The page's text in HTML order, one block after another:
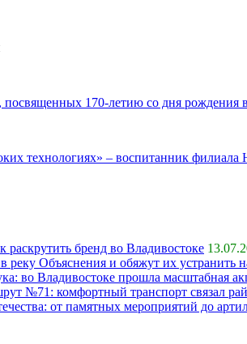
170-летию со дня
технологиях» – воспитанник
бренд во Владивостоке
реку Объяснения и обяжут их устранить
во Владивостоке прошла масштабная
№71: комфортный транспорт связал
от памятных мероприятий до